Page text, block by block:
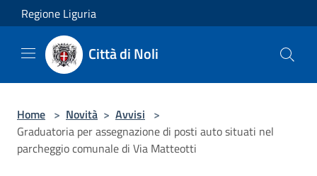
Salta al contenuto principale
Regione Liguria
Città di Noli
Home > Novità > Avvisi >
Graduatoria per assegnazione di posti auto situati nel
parcheggio comunale di Via Matteotti